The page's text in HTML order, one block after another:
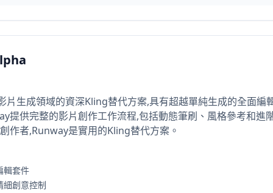
片生成領域的資深Kling替代方案,具有超越單純生成的全面編
提供完整的影片創作工作流程,包括動態筆刷、風格參考和進
作者,Runway是實用的Kling替代方案。
輯套件
細創意控制